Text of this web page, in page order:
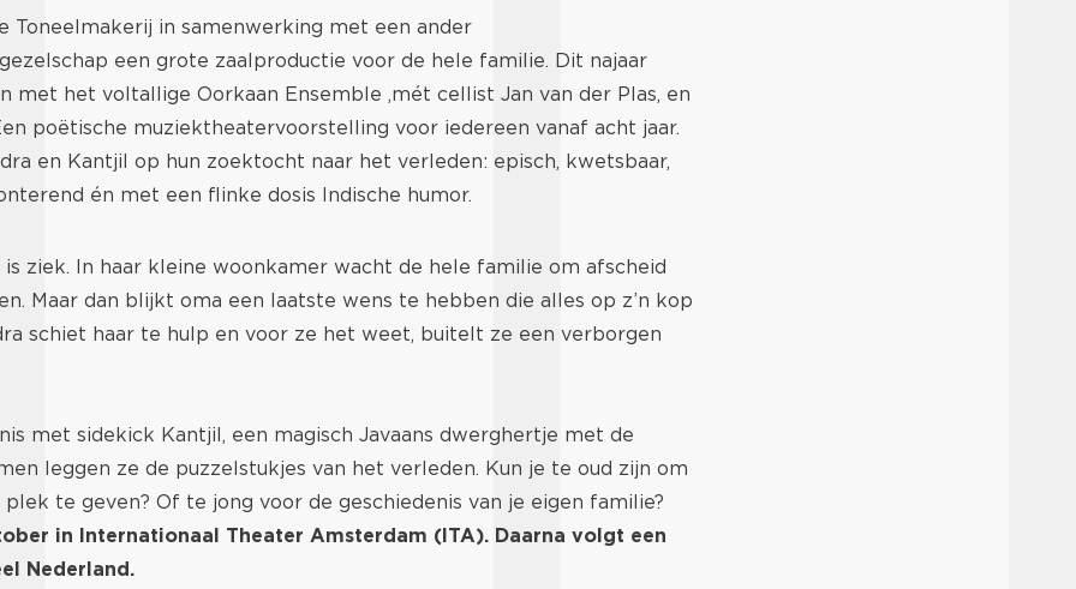
Toneelmakerij in samenwerking met een ander
een grote zaalproductie voor de hele familie. Dit najaar
met het voltallige Oorkaan Ensemble ,mét cellist Jan van der Plas, en
poëtische muziektheatervoorstelling voor iedereen vanaf acht jaar.
en Kantjil op hun zoektocht naar het verleden: episch, kwetsbaar,
én met een flinke dosis Indische humor.
is ziek. In haar kleine woonkamer wacht de hele familie om afscheid
Maar dan blijkt oma een laatste wens te hebben die alles op z’n kop
schiet haar te hulp en voor ze het weet, buitelt ze een verborgen
met sidekick Kantjil, een magisch Javaans dwerghertje met de
leggen ze de puzzelstukjes van het verleden. Kun je te oud zijn om
te geven? Of te jong voor de geschiedenis van je eigen familie?
in Internationaal Theater Amsterdam (ITA). Daarna volgt een
Nederland.